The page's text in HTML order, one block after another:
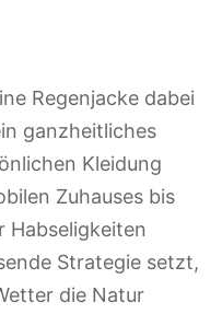
Regenjacke dabei
ganzheitliches
Kleidung
Zuhauses bis
Habseligkeiten
Strategie setzt,
die Natur